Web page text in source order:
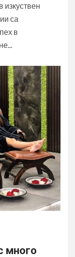
изкуствен
са
в
много